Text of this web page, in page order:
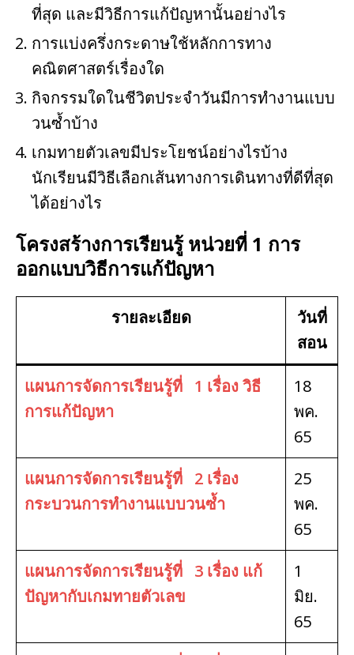
ที่สุด และมีวิธีการแก้ปัญหานั้นอย่างไร
การแบ่งครึ่งกระดาษใช้หลักการทาง
คณิตศาสตร์เรื่องใด
กิจกรรมใดในชีวิตประจำวันมีการทำงานแบบ
วนซ้ำบ้าง
เกมทายตัวเลขมีประโยชน์อย่างไรบ้าง
นักเรียนมีวิธีเลือกเส้นทางการเดินทางที่ดีที่สุด
ได้อย่างไร
โครงสร้างการเรียนรู้ หน่วยที่ 1 การ
ออกแบบวิธีการแก้ปัญหา
รายละเอียด
วันที่
สอน
แผนการจัดการเรียนรู้ที่ 1 เรื่อง วิธี
การแก้ปัญหา
18
พค.
65
แผนการจัดการเรียนรู้ที่ 2 เรื่อง
กระบวนการทำงานแบบวนซ้ำ
25
พค.
65
แผนการจัดการเรียนรู้ที่ 3 เรื่อง แก้
ปัญหากับเกมทายตัวเลข
1
มิย.
65